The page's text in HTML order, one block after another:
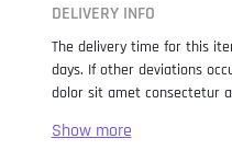
DELIVERY INFO
The delivery time for this
days. If other deviations
dolor sit amet consectetur
when an unknown printer